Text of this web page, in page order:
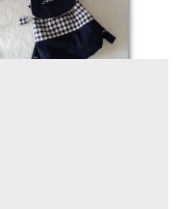
maternelle surmesure et
personnalisé
À partir de